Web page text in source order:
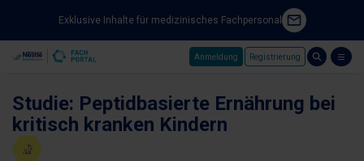
Exklusive Inhalte für medizinisches Fachpersonal
Anmeldung Registrierung
Studie: Peptidbasierte Ernährung bei
kritisch kranken Kindern